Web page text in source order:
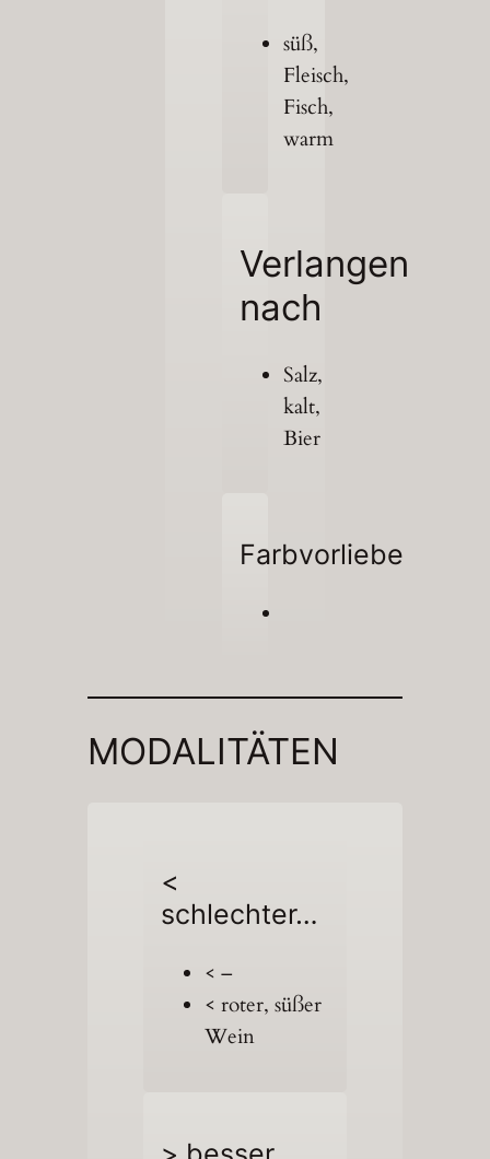
süß,
Fleisch,
Fisch,
warm
Verlangen
nach
Salz,
kalt,
Bier
Farbvorliebe
MODALITÄTEN
<
schlechter…
< –
< roter, süßer
Wein